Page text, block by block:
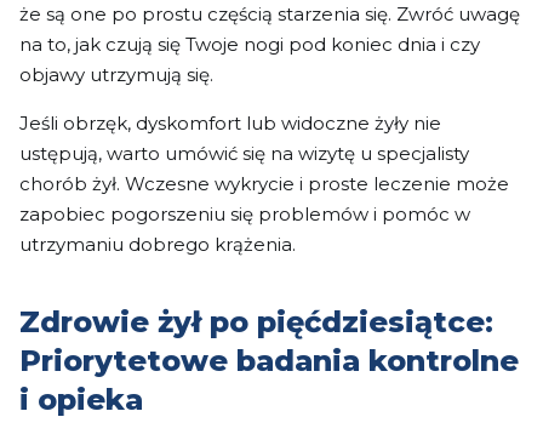
że są one po prostu częścią starzenia się. Zwróć uwagę
na to, jak czują się Twoje nogi pod koniec dnia i czy
objawy utrzymują się.
Jeśli obrzęk, dyskomfort lub widoczne żyły nie
ustępują, warto umówić się na wizytę u specjalisty
chorób żył. Wczesne wykrycie i proste leczenie może
zapobiec pogorszeniu się problemów i pomóc w
utrzymaniu dobrego krążenia.
Zdrowie żył po pięćdziesiątce:
Priorytetowe badania kontrolne
i opieka